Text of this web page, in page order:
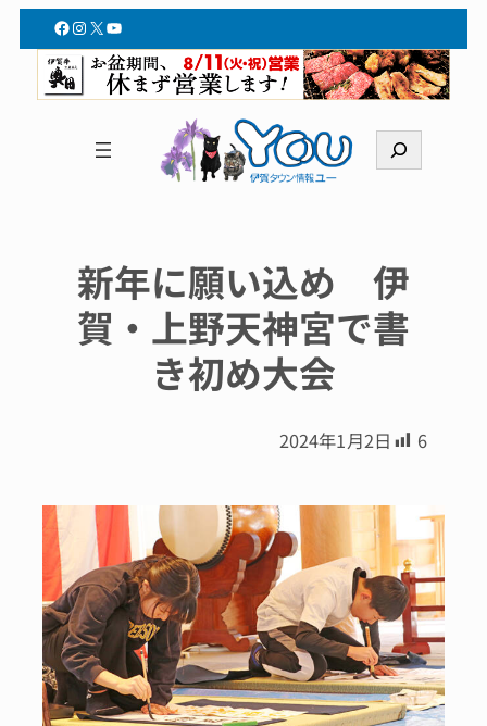
Facebook
Instagram
X YouTube
索
新年に願い込め 伊
賀・上野天神宮で書
き初め大会
2024年1月2日 6